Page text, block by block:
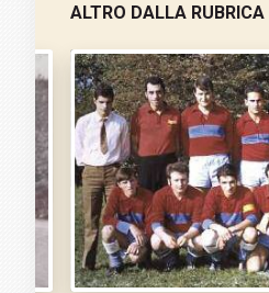
ALTRO DALLA RUBRICA